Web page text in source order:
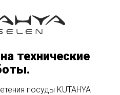
технические
посуды KUTAHYA